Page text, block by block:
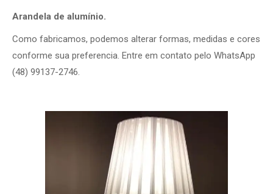
Arandela de alumínio.
Como fabricamos, podemos alterar formas, medidas e cores
conforme sua preferencia. Entre em contato pelo WhatsApp
(48) 99137-2746.